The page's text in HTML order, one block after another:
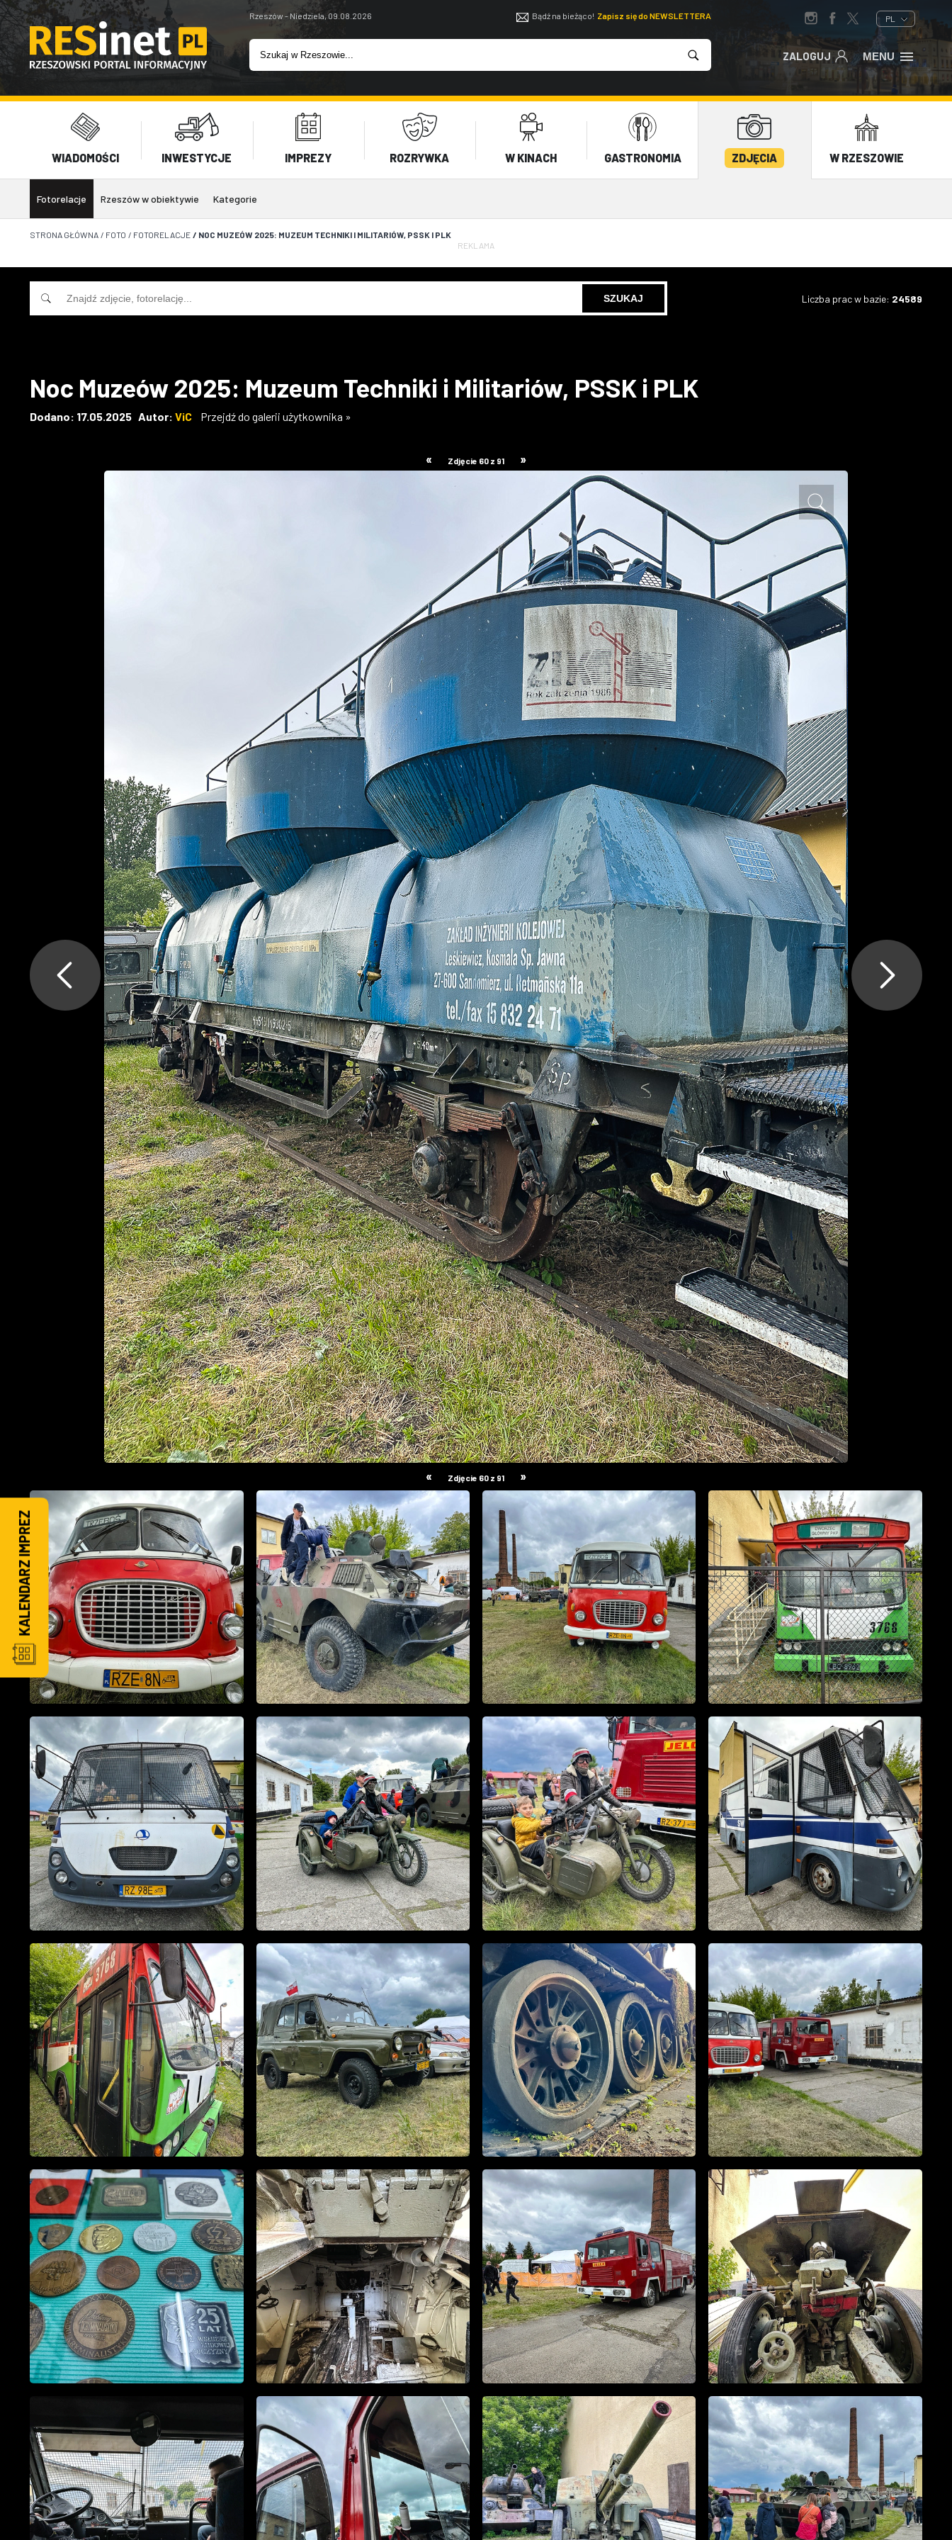
Rzeszów - Niedziela, 09.08.2026 Bądź na bieżąco! Zapisz się do NEWSLETTERA PL
ZALOGUJ MENU
WIADOMOŚCI INWESTYCJE IMPREZY ROZRYWKA W KINACH GASTRONOMIA ZDJĘCIA W RZESZOWIE
Fotorelacje Rzeszów w obiektywie Kategorie
STRONA GŁÓWNA / FOTO / FOTORELACJE / NOC MUZEÓW 2025: MUZEUM TECHNIKI I MILITARIÓW, PSSK I PLK
REKLAMA
Liczba prac w bazie: 24589
Noc Muzeów 2025: Muzeum Techniki i Militariów, PSSK i PLK
Dodano: 17.05.2025 Autor: ViC Przejdź do galerii użytkownika »
« Zdjęcie 60 z 91 »
« Zdjęcie 60 z 91 »
KALENDARZ IMPREZ